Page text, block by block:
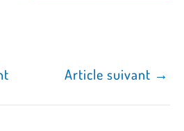
Article suivant →